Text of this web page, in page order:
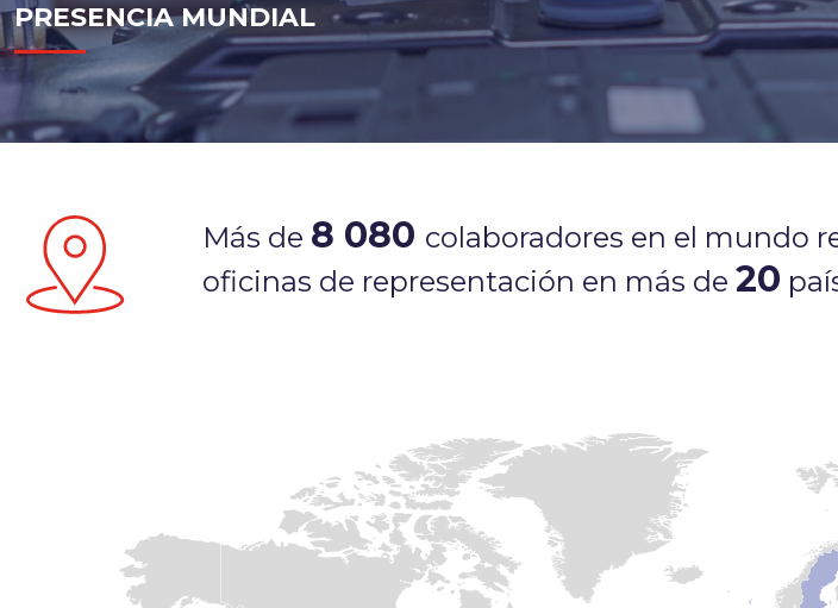
PRESENCIA MUNDIAL
Más de 8 080 colaboradores en el mundo
oficinas de representación en más de 20